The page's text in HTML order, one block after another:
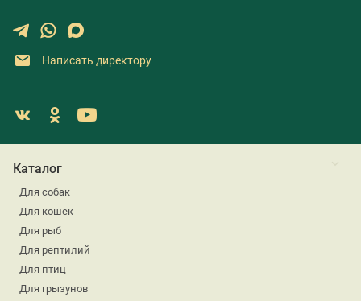
Написать директору
Каталог
Для собак
Для кошек
Для рыб
Для рептилий
Для птиц
Для грызунов